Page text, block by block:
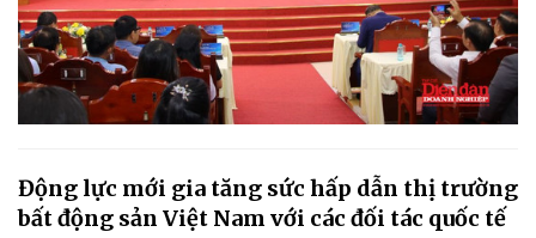
Động lực mới gia tăng sức hấp dẫn thị trường
bất động sản Việt Nam với các đối tác quốc tế